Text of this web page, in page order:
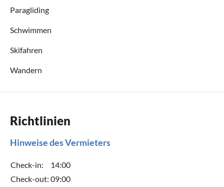
Paragliding
Schwimmen
Skifahren
Wandern
Richtlinien
Hinweise des Vermieters
Check-in:
14:00
Check-out: 09:00